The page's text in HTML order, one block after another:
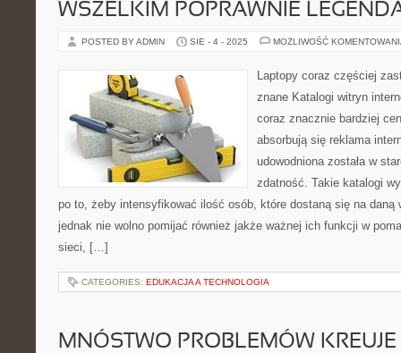
WSZELKIM POPRAWNIE
POSTED BY ADMIN SIE - 4 - 2025 MOŻLIWOŚĆ
Laptopy coraz częściej
znane Katalogi witryn
coraz znacznie bardziej
absorbują się reklama
udowodniona została w
zdatność. Takie katalogi
po to, żeby intensyfikować ilość osób, które dostaną się na daną
jednak nie wolno pomijać również jakże ważnej ich funkcji w
sieci, […]
CATEGORIES: EDUKACJA A TECHNOLOGIA
MNÓSTWO PROBLEMÓW KREUJE